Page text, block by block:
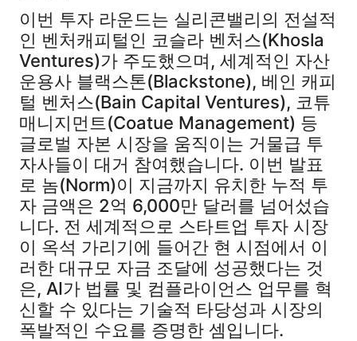
이번 투자 라운드는 실리콘밸리의 전설적
인 벤처캐피털인 코슬라 벤처스(Khosla
Ventures)가 주도했으며, 세계적인 자산
운용사 블랙스톤(Blackstone), 베인 캐피
털 벤처스(Bain Capital Ventures), 코튜
매니지먼트(Coatue Management) 등
글로벌 자본 시장을 움직이는 거물급 투
자사들이 대거 참여했습니다. 이번 발표
로 놈(Norm)이 지금까지 유치한 누적 투
자 금액은 2억 6,000만 달러를 넘어섰습
니다. 전 세계적으로 스타트업 투자 시장
이 옥석 가리기에 들어간 현 시점에서 이
러한 대규모 자금 조달에 성공했다는 것
은, AI가 법률 및 컴플라이언스 업무를 혁
신할 수 있다는 기술적 타당성과 시장의
폭발적인 수요를 증명한 셈입니다.